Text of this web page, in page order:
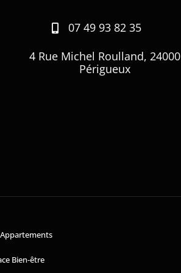
07 49 93 82 35
4 Rue Michel Roulland, 24000
Périgueux
Bien-être